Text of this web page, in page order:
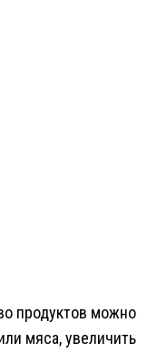
продуктов можно
мяса, увеличить